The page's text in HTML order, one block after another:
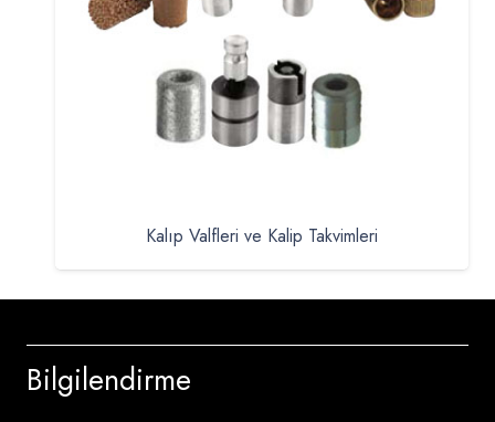
Kalıp Valfleri ve Kalip Takvimleri
Bilgilendirme